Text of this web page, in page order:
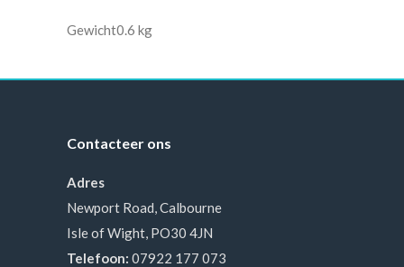
Gewicht0.6 kg
Contacteer ons
Adres
Newport Road, Calbourne
Isle of Wight, PO30 4JN
Telefoon: 07922 177 073